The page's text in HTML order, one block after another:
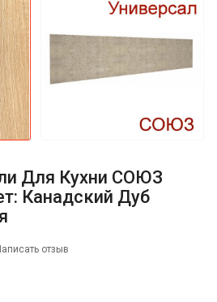
Для Кухни СОЮЗ
Канадский Дуб
отзыв